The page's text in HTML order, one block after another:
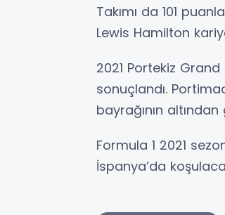
Takımı da 101
Lewis Hamilton
2021 Portekiz
sonuçlandı.
bayrağının
Formula 1 2021
İspanya’da